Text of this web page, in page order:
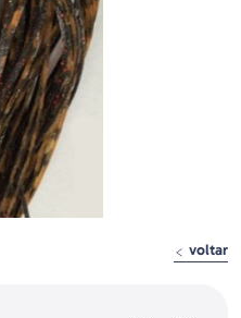
voltar